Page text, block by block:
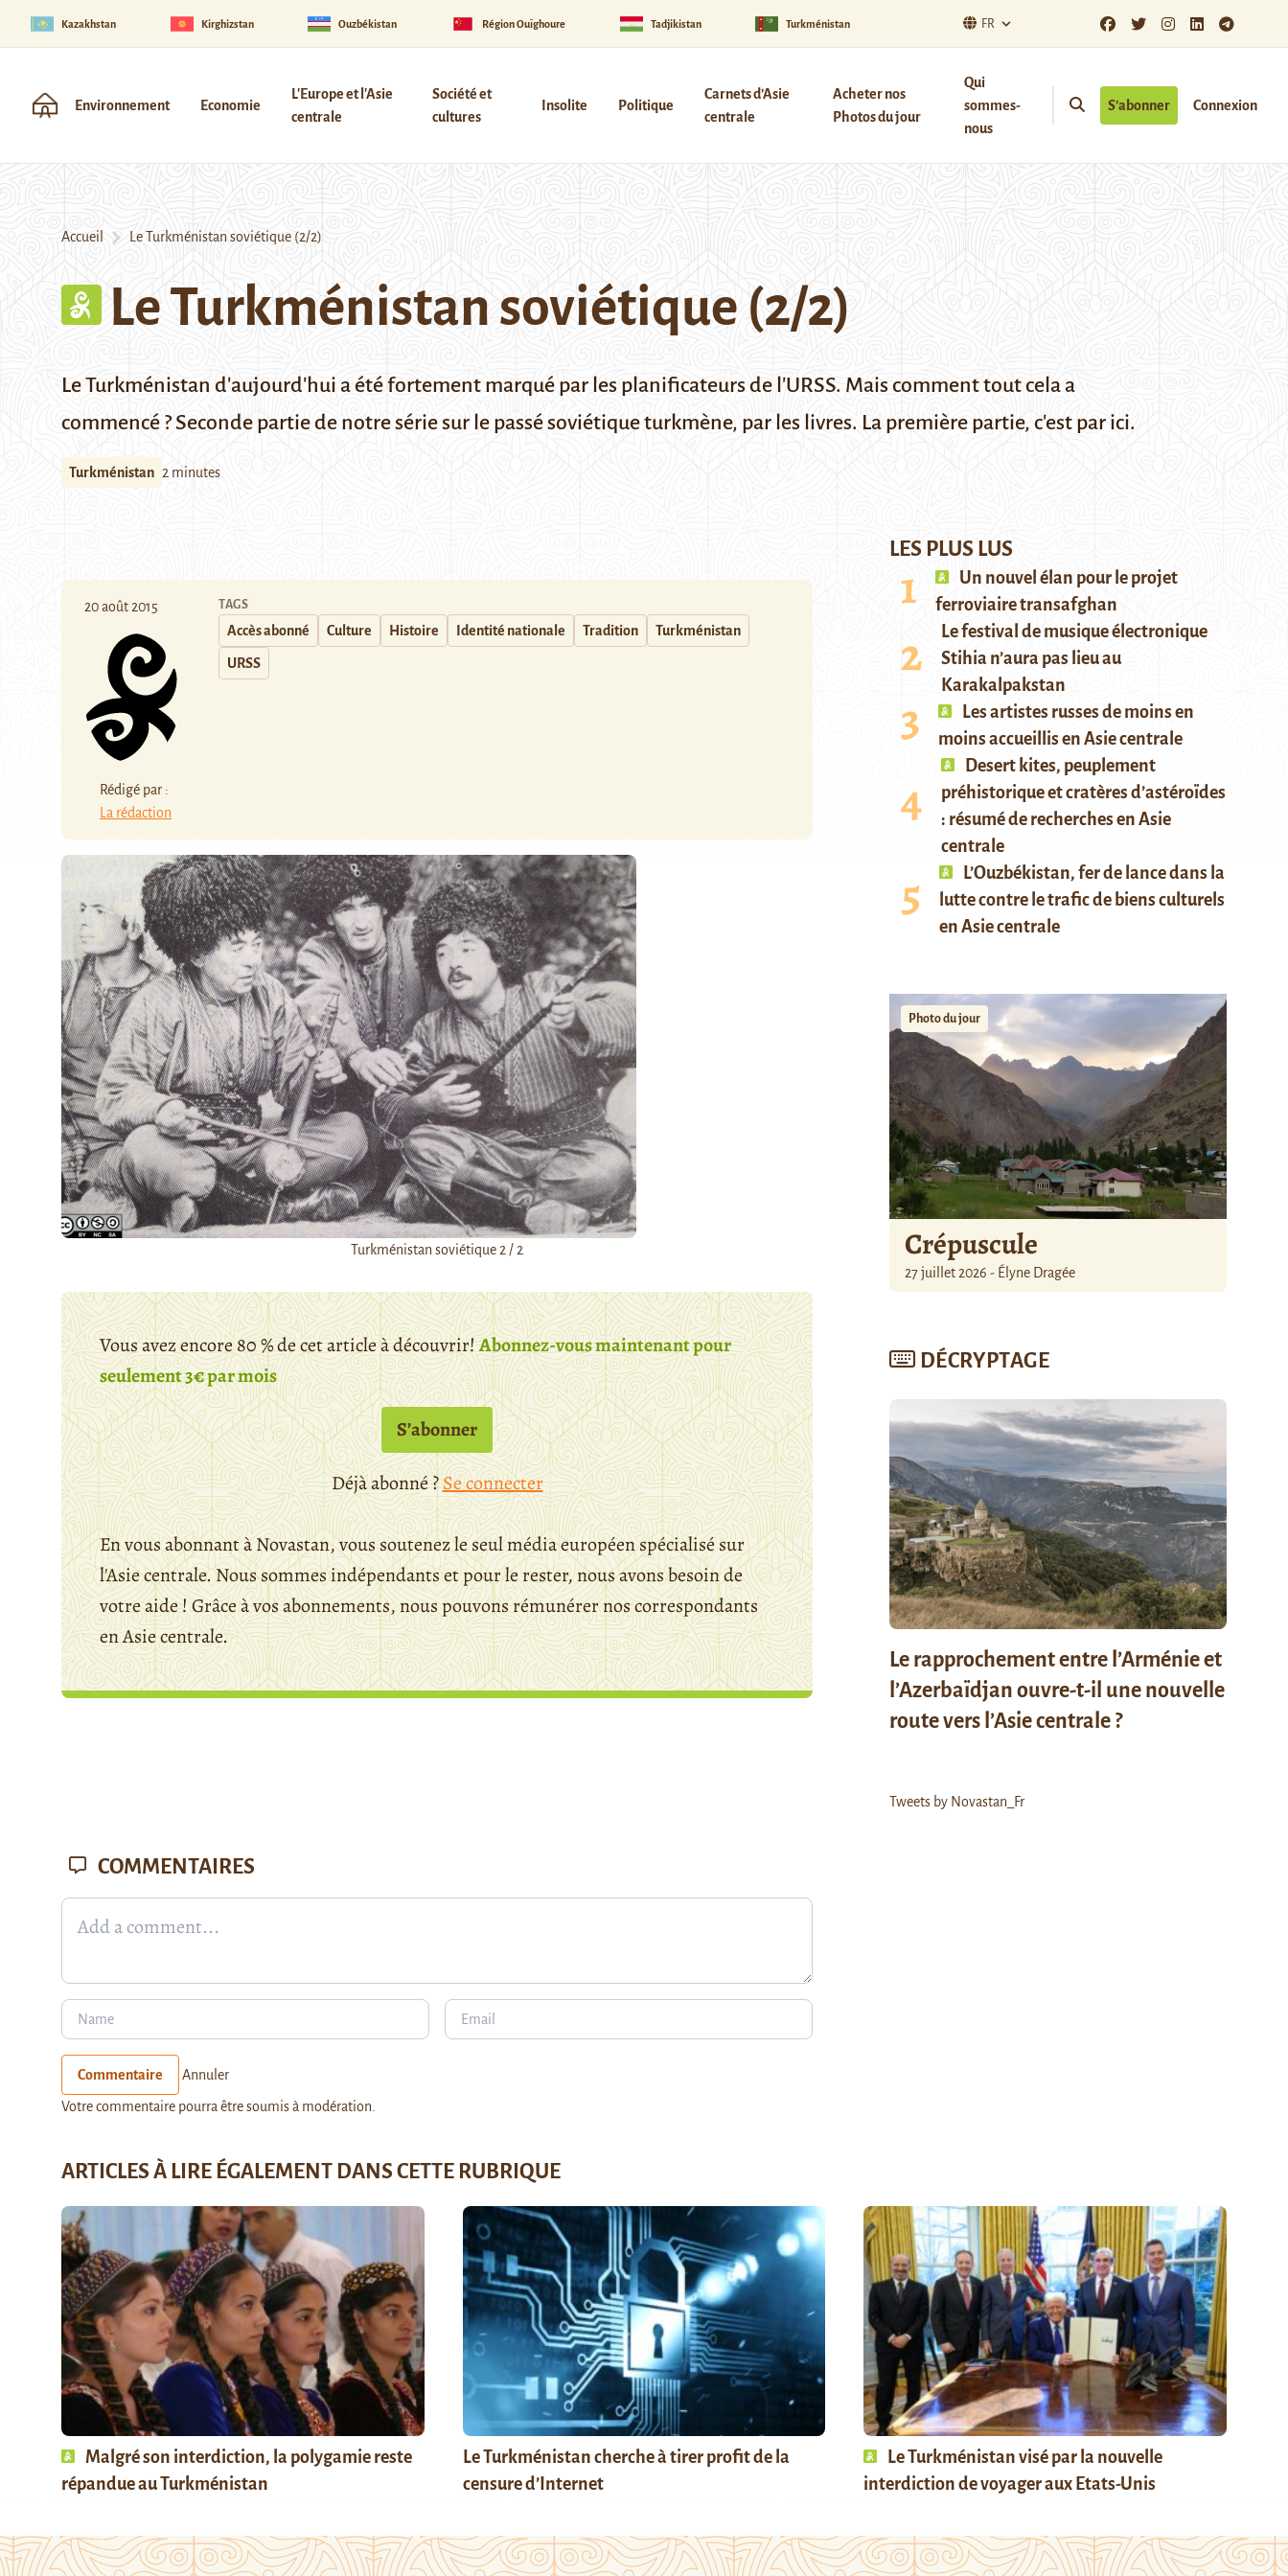
Kazakhstan Kirghizstan Ouzbékistan Région Ouïghoure Tadjikistan Turkménistan FR
Environnement Economie
L'Europe et l'Asie
centrale
Société et
cultures
Insolite Politique
Carnets d’Asie
centrale
Acheter nos
Photos du jour
Qui
sommes-
nous
S’abonner Connexion
Accueil Le Turkménistan soviétique (2/2)
Le Turkménistan soviétique (2/2)
Le Turkménistan d'aujourd'hui a été fortement marqué par les planificateurs de l'URSS. Mais comment tout cela a
commencé ? Seconde partie de notre série sur le passé soviétique turkmène, par les livres. La première partie, c'est par ici.
Turkménistan 2 minutes
20 août 2015
Rédigé par :
La rédaction
TAGS
Accès abonné Culture Histoire Identité nationale Tradition Turkménistan
URSS
Turkménistan soviétique 2 / 2
Vous avez encore 80 % de cet article à découvrir!Abonnez-vous maintenant pour
seulement 3€ par mois
S’abonner
Déjà abonné ?Se connecter
En vous abonnant à Novastan, vous soutenez le seul média européen spécialisé sur
l'Asie centrale. Nous sommes indépendants et pour le rester, nous avons besoin de
votre aide ! Grâce à vos abonnements, nous pouvons rémunérer nos correspondants
en Asie centrale.
LES PLUS LUS
Un nouvel élan pour le projet
ferroviaire transafghan
Le festival de musique électronique
Stihia n’aura pas lieu au
Karakalpakstan
Les artistes russes de moins en
moins accueillis en Asie centrale
Desert kites, peuplement
préhistorique et cratères d’astéroïdes
: résumé de recherches en Asie
centrale
L’Ouzbékistan, fer de lance dans la
lutte contre le trafic de biens culturels
en Asie centrale
Photo du jour
Crépuscule
27 juillet 2026 - Élyne Dragée
DÉCRYPTAGE
Le rapprochement entre l’Arménie et
l’Azerbaïdjan ouvre-t-il une nouvelle
route vers l’Asie centrale ?
Tweets by Novastan_Fr
COMMENTAIRES
Commentaire Annuler
Votre commentaire pourra être soumis à modération.
ARTICLES À LIRE ÉGALEMENT DANS CETTE RUBRIQUE
Malgré son interdiction, la polygamie reste
répandue au Turkménistan
Le Turkménistan cherche à tirer profit de la
censure d’Internet
Le Turkménistan visé par la nouvelle
interdiction de voyager aux Etats-Unis